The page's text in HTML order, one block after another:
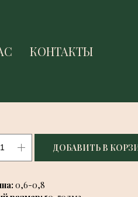
КОНТАКТЫ
ДОБАВИТЬ В
0,6-0,8
КОНТАКТЫ